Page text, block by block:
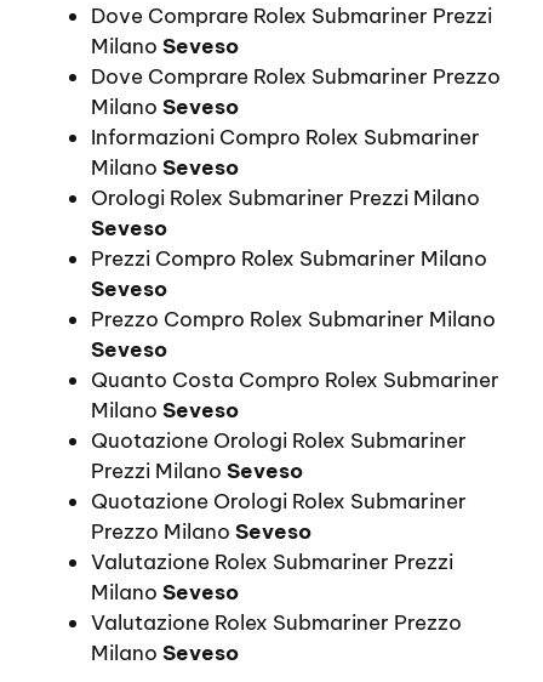
Dove Comprare Rolex Submariner Prezzi
Milano Seveso
Dove Comprare Rolex Submariner Prezzo
Milano Seveso
Informazioni Compro Rolex Submariner
Milano Seveso
Orologi Rolex Submariner Prezzi Milano
Seveso
Prezzi Compro Rolex Submariner Milano
Seveso
Prezzo Compro Rolex Submariner Milano
Seveso
Quanto Costa Compro Rolex Submariner
Milano Seveso
Quotazione Orologi Rolex Submariner
Prezzi Milano Seveso
Quotazione Orologi Rolex Submariner
Prezzo Milano Seveso
Valutazione Rolex Submariner Prezzi
Milano Seveso
Valutazione Rolex Submariner Prezzo
Milano Seveso